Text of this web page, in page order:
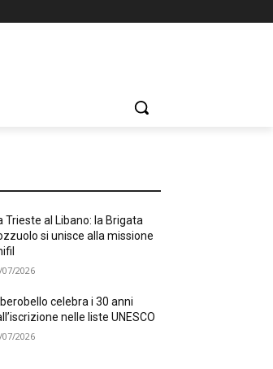
Trieste al Libano: la Brigata
si unisce alla missione
07/2026
celebra i 30 anni
nelle liste UNESCO
07/2026